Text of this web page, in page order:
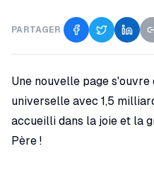
PARTAGER
Une nouvelle page
universelle avec 1,5
accueilli dans la joie et la
Père !